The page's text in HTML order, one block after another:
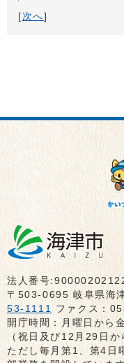
[ 次へ]
法人番号
〒503-0695 岐阜県海
53-1111 ファクス：
開庁時間：月曜日から
（祝日及び12月29日か
ただし毎月第1、第4日